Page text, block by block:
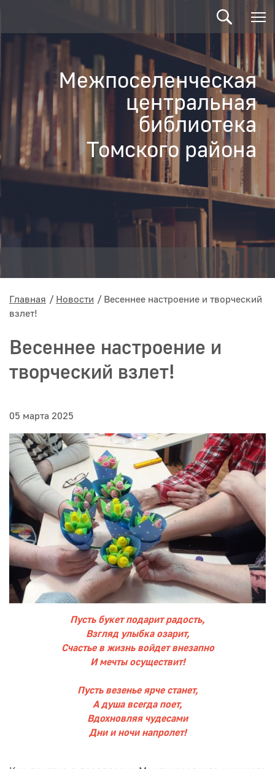
Межпоселенческая
центральная
библиотека
Томского района
Главная Новости
Весеннее настроение и творческий
взлет!
Весеннее настроение и
творческий взлет!
05 марта 2025
Пусть букет подарит радость,
Взгляд улыбка озарит,
Счастье в жизнь войдет внезапно
И мечты осуществит!
Пусть везенье ярче станет,
А душа всегда поет,
Вдохновляя чудесами
Дни и ночи напролет!